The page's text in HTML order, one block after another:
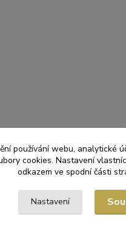
používání webu, analytické
cookies. Nastavení
odkazem ve spodní části
Nastavení